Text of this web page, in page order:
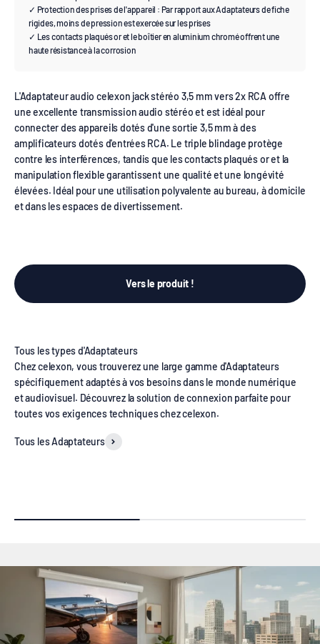
✓ Protection des prises de l'appareil : Par rapport aux Adaptateurs de fiche
rigides, moins de pression est exercée sur les prises
✓ Les contacts plaqués or et le boîtier en aluminium chromé offrent une
haute résistance à la corrosion
L'Adaptateur audio celexon jack stéréo 3,5 mm vers 2x RCA offre
une excellente transmission audio stéréo et est idéal pour
connecter des appareils dotés d'une sortie 3,5 mm à des
amplificateurs dotés d'entrées RCA. Le triple blindage protège
contre les interférences, tandis que les contacts plaqués or et la
manipulation flexible garantissent une qualité et une longévité
élevées. Idéal pour une utilisation polyvalente au bureau, à domicile
et dans les espaces de divertissement.
Vers le produit !
Chez celexon, vous trouverez une large gamme d'Adaptateurs
spécifiquement adaptés à vos besoins dans le monde numérique
et audiovisuel. Découvrez la solution de connexion parfaite pour
toutes vos exigences techniques chez celexon.
Tous les Adaptateurs